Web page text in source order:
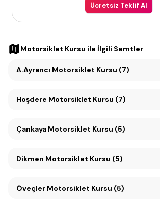
Ücretsiz Teklif Al
Motorsiklet Kursu ile İlgili Semtler
A.Ayrancı Motorsiklet Kursu (7)
Hoşdere Motorsiklet Kursu (7)
Çankaya Motorsiklet Kursu (5)
Dikmen Motorsiklet Kursu (5)
Öveçler Motorsiklet Kursu (5)